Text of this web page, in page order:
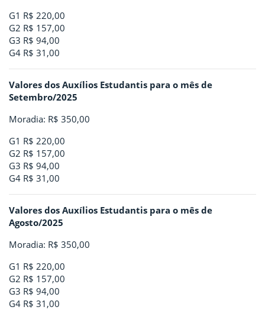
G1 R$ 220,00
G2 R$ 157,00
G3 R$ 94,00
G4 R$ 31,00
Valores dos Auxílios Estudantis para o mês de
Setembro/2025
Moradia: R$ 350,00
G1 R$ 220,00
G2 R$ 157,00
G3 R$ 94,00
G4 R$ 31,00
Valores dos Auxílios Estudantis para o mês de
Agosto/2025
Moradia: R$ 350,00
G1 R$ 220,00
G2 R$ 157,00
G3 R$ 94,00
G4 R$ 31,00